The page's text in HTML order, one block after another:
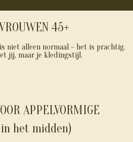
45+
niet alleen normaal – het is prachtig.
jij, maar je kledingstijl.
APPELVORMIGE
in het midden)